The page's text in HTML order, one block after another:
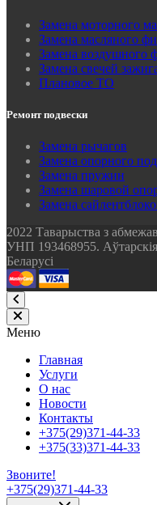
Замена моторного
Замена масляного
Замена воздушного
Замена свечей
Плановое ТО
Ремонт подвески
Замена рычагов
Замена опорного
Замена пружин
Замена шаровой
Замена
2022 Таварыства з
УНП 193468955.
Беларусі
Меню
Главная
Услуги
О нас
Новости
Контакты
+375(29)371-44-33
+375(33)371-44-33
Звоните!
+375(29)371-44-33